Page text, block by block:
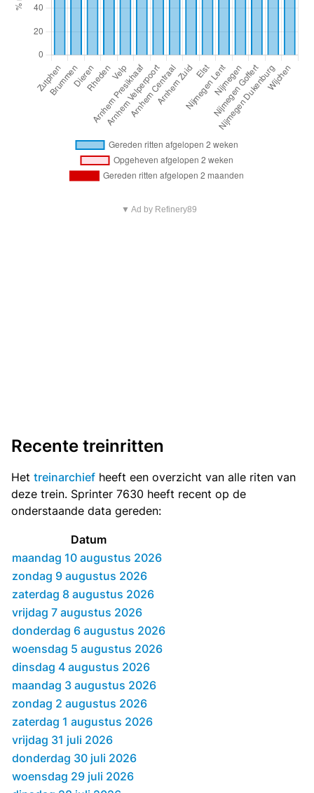
▼ Ad by Refinery89
Recente treinritten
Het treinarchief heeft een overzicht van alle riten van
deze trein. Sprinter 7630 heeft recent op de
onderstaande data gereden:
Datum
maandag 10 augustus 2026
zondag 9 augustus 2026
zaterdag 8 augustus 2026
vrijdag 7 augustus 2026
donderdag 6 augustus 2026
woensdag 5 augustus 2026
dinsdag 4 augustus 2026
maandag 3 augustus 2026
zondag 2 augustus 2026
zaterdag 1 augustus 2026
vrijdag 31 juli 2026
donderdag 30 juli 2026
woensdag 29 juli 2026